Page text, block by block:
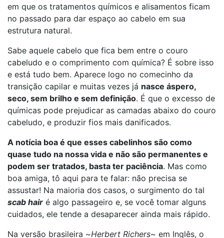
em que os tratamentos químicos e alisamentos ficam
no passado para dar espaço ao cabelo em sua
estrutura natural.
Sabe aquele cabelo que fica bem entre o couro
cabeludo e o comprimento com química? É sobre isso
e está tudo bem. Aparece logo no comecinho da
transição capilar e muitas vezes já nasce áspero,
seco, sem brilho e sem definição. É que o excesso de
químicas pode prejudicar as camadas abaixo do couro
cabeludo, e produzir fios mais danificados.
A notícia boa é que esses cabelinhos são como
quase tudo na nossa vida e não são permanentes e
podem ser tratados, basta ter paciência. Mas como
boa amiga, tô aqui para te falar: não precisa se
assustar! Na maioria dos casos, o surgimento do tal
scab hair é algo passageiro e, se você tomar alguns
cuidados, ele tende a desaparecer ainda mais rápido.
Na versão brasileira ~Herbert Richers~ em Inglês, o